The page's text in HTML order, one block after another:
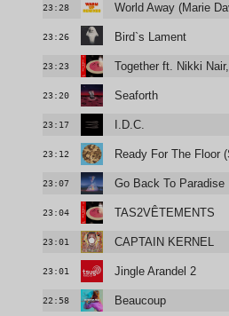
23:28 World Away (Marie
23:26 Bird`s Lament
23:23 Together ft. Nikki
23:20 Seaforth
23:17 I.D.C.
23:12 Ready For The Floor
23:07 Go Back To Paradise
23:04 TAS2VÊTEMENTS
23:01 CAPTAIN KERNEL
23:01 Jingle Arandel 2
22:58 Beaucoup